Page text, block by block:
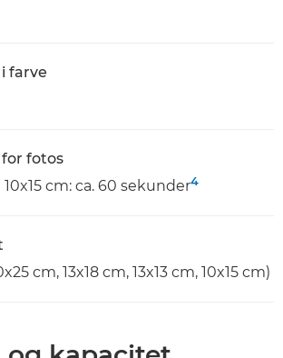
farve
fotos
cm: ca. 60 sekunder4
cm, 13x18 cm, 13x13 cm, 10x15 cm)